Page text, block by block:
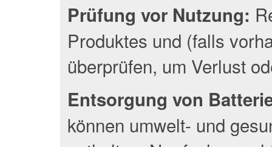
Prüfung vor Nutzung:
Produktes und (falls
überprüfen, um Verlust
Entsorgung von
können umwelt- und